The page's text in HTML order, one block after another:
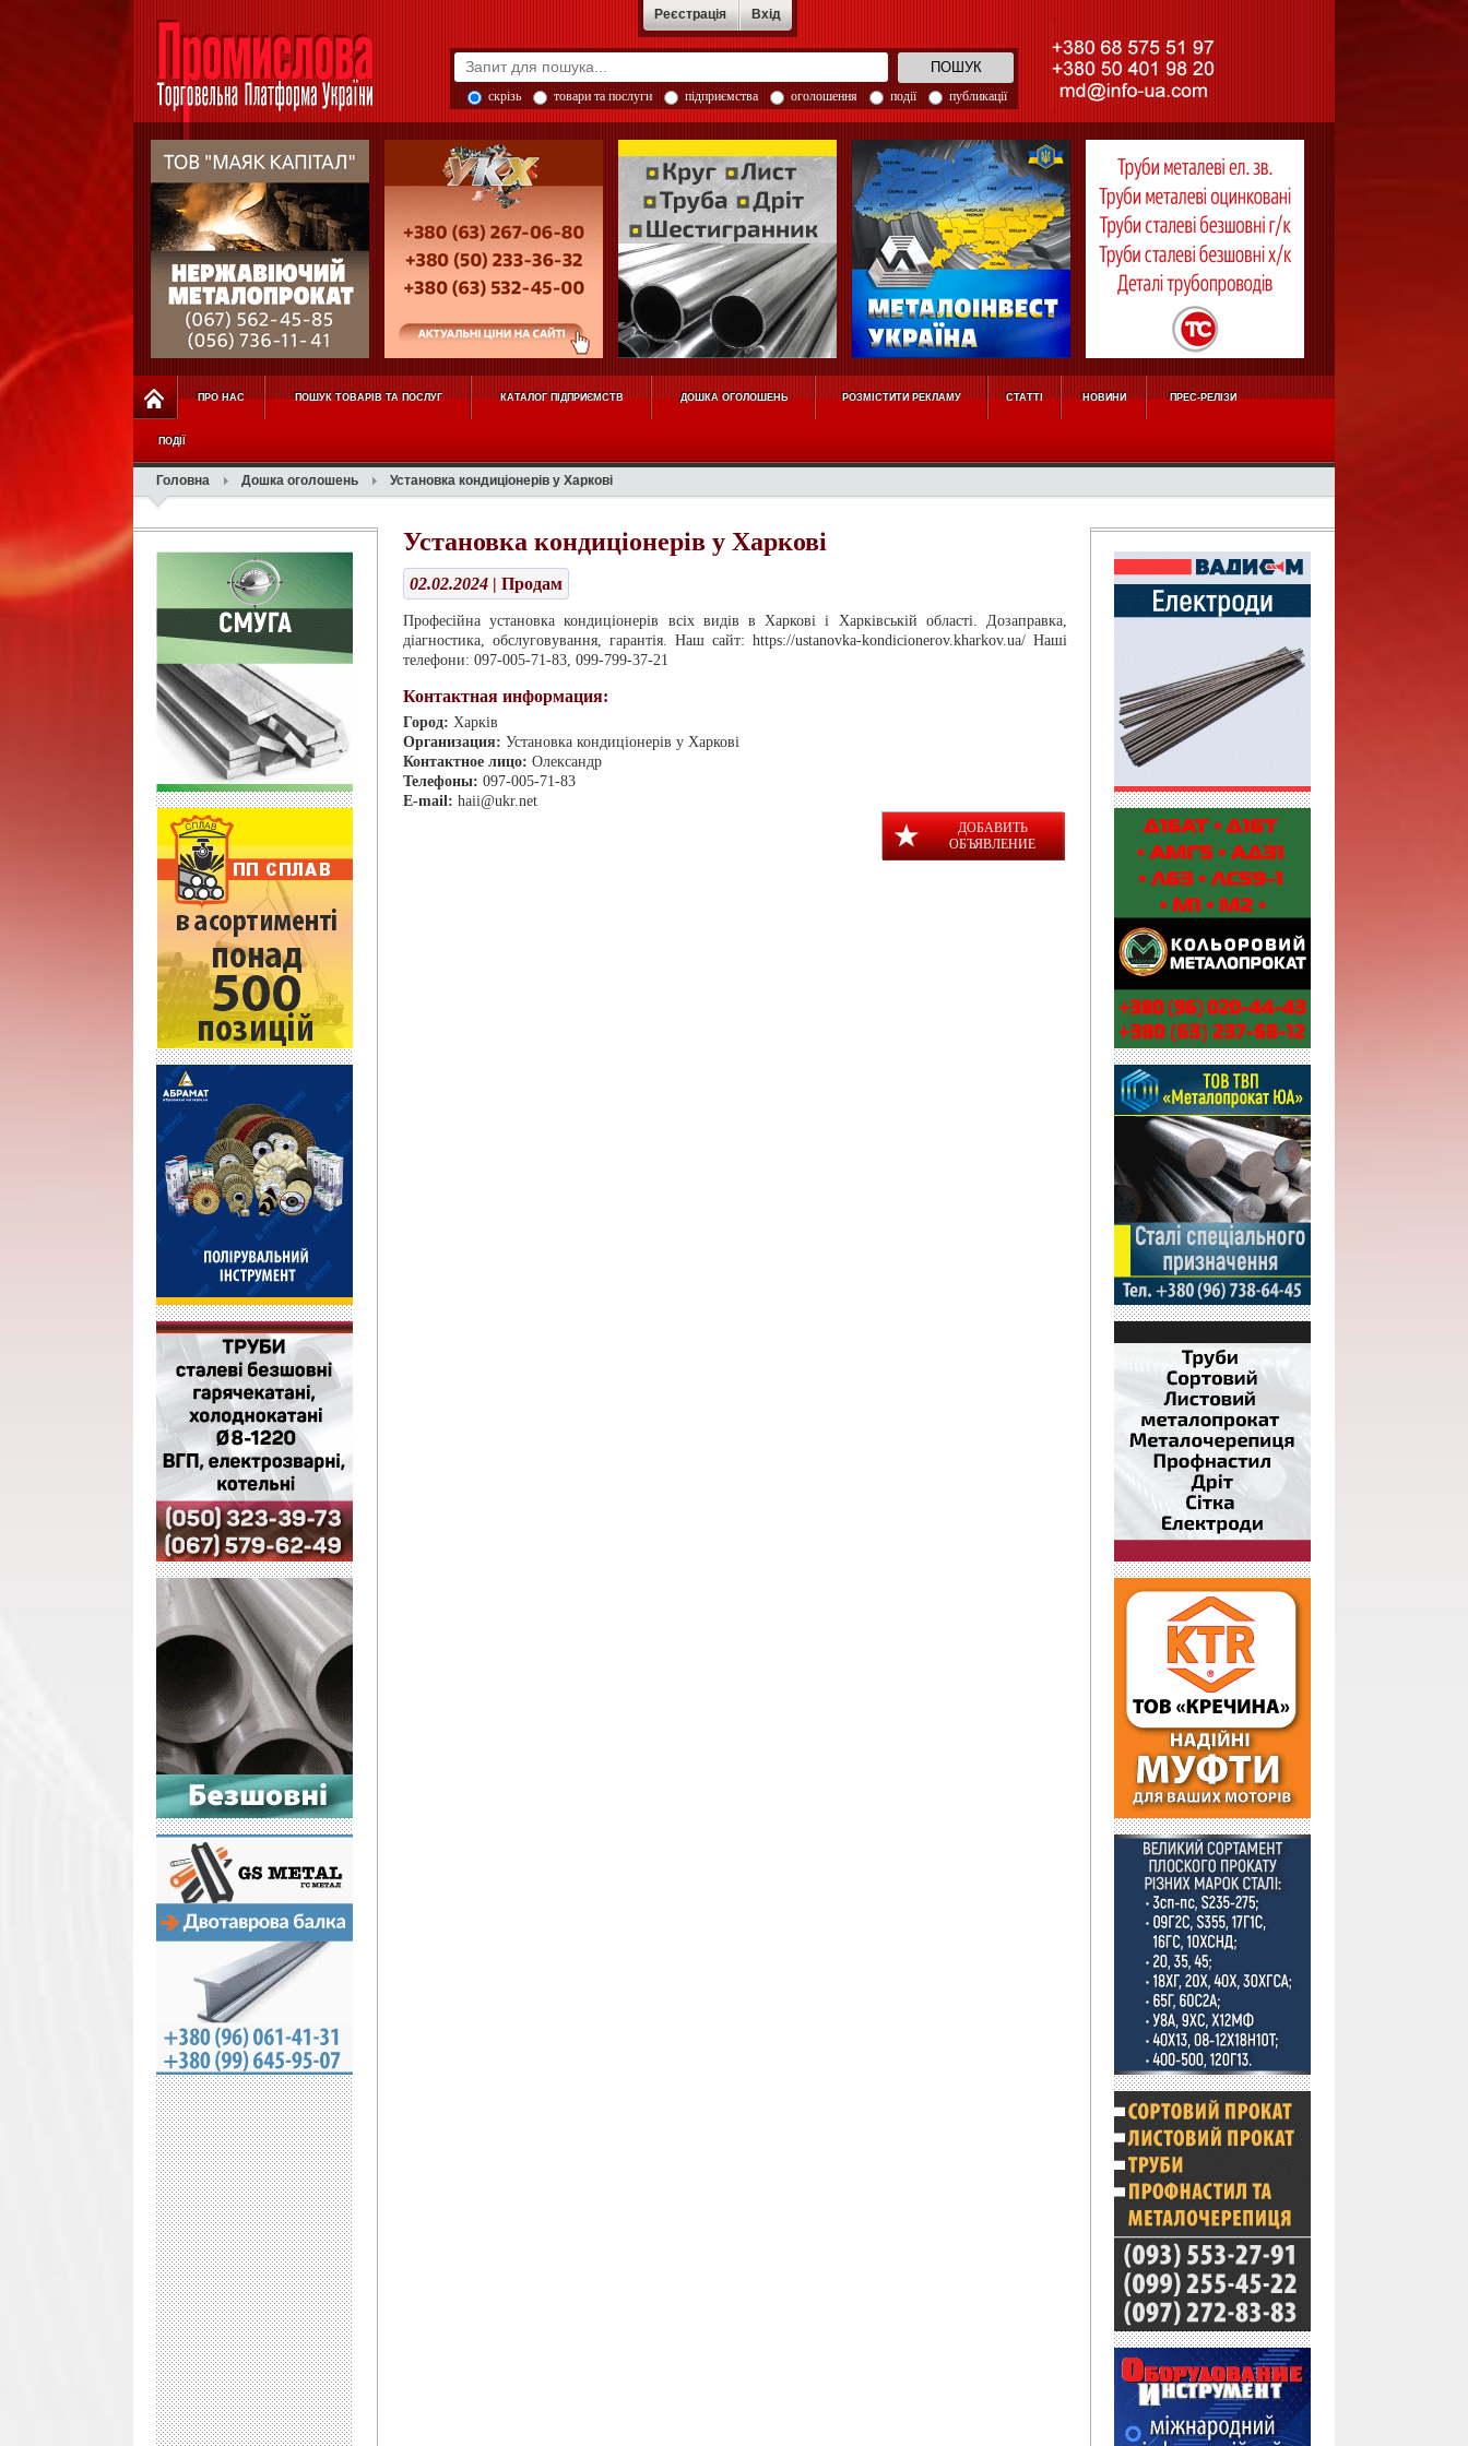
Реєстрація Вхід
скрізь товари та послуги підприємства оголошення події публикації
ПРО НАС ПОШУК ТОВАРІВ ТА ПОСЛУГ КАТАЛОГ ПІДПРИЄМСТВ ДОШКА ОГОЛОШЕНЬ РОЗМІСТИТИ РЕКЛАМУ СТАТТІ НОВИНИ ПРЕС-РЕЛІЗИ
ПОДІЇ
Головна Дошка оголошень Установка кондиціонерів у Харкові
Установка кондиціонерів у Харкові
02.02.2024 | Продам
Професійна установка кондиціонерів всіх видів в Харкові і Харківській області. Дозаправка,
діагностика, обслуговування, гарантія. Наш сайт: https://ustanovka-kondicionerov.kharkov.ua/ Наші
телефони: 097-005-71-83, 099-799-37-21
Контактная информация:
Город: Харків
Организация: Установка кондиціонерів у Харкові
Контактное лицо: Олександр
Телефоны: 097-005-71-83
E-mail: haii@ukr.net
ДОБАВИТЬ
ОБЪЯВЛЕНИЕ